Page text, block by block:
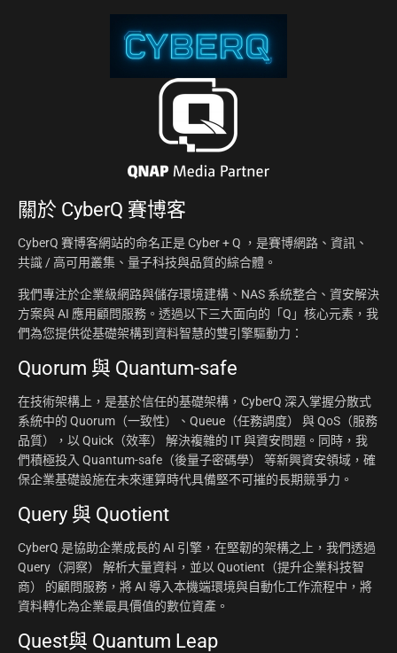
關於 CyberQ 賽博客
CyberQ 賽博客網站的命名正是 Cyber + Q ，是賽博網路、資訊、
共識 / 高可用叢集、量子科技與品質的綜合體。
我們專注於企業級網路與儲存環境建構、NAS 系統整合、資安解決
方案與 AI 應用顧問服務。透過以下三大面向的「Q」核心元素，我
們為您提供從基礎架構到資料智慧的雙引擎驅動力：
Quorum 與 Quantum-safe
在技術架構上，是基於信任的基礎架構，CyberQ 深入掌握分散式
系統中的 Quorum（一致性）、Queue（任務調度） 與 QoS（服務
品質），以 Quick（效率） 解決複雜的 IT 與資安問題。同時，我
們積極投入 Quantum-safe（後量子密碼學） 等新興資安領域，確
保企業基礎設施在未來運算時代具備堅不可摧的長期競爭力。
Query 與 Quotient
CyberQ 是協助企業成長的 AI 引擎，在堅韌的架構之上，我們透過
Query（洞察） 解析大量資料，並以 Quotient（提升企業科技智
商） 的顧問服務，將 AI 導入本機端環境與自動化工作流程中，將
資料轉化為企業最具價值的數位資產。
Quest與 Quantum Leap